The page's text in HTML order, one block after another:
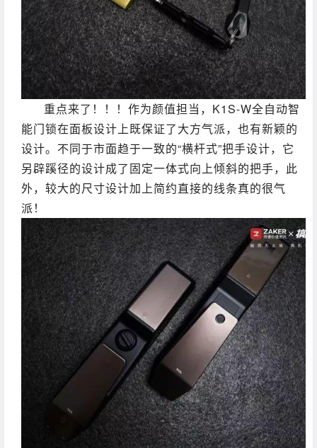
重点来了！！！作为颜值担当，K1S-W全自动智
能门锁在面板设计上既保证了大方气派，也有新颖的
设计。不同于市面趋于一致的“横杆式”把手设计，它
另辟蹊径的设计成了固定一体式向上倾斜的把手，此
外，较大的尺寸设计加上简约直接的线条真的很气
派！